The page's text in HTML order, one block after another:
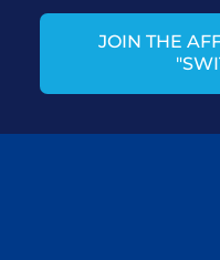
JOIN THE